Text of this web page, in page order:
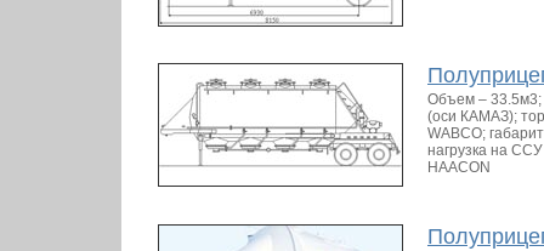
Объем – 33.5м3;
(оси КАМАЗ);
WABCO;
нагрузка на
HAACON